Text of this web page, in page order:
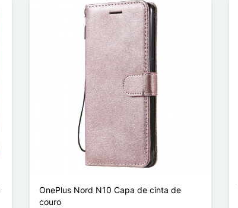
OnePlus Nord N10 Capa de cinta de
couro